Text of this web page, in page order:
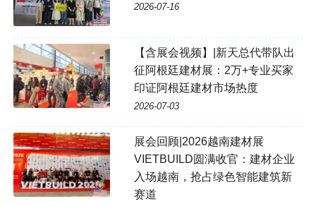
2026-07-16
【含展会视频】|新天总代带队出
征阿根廷建材展：2万+专业买家
印证阿根廷建材市场热度
2026-07-03
展会回顾|2026越南建材展
VIETBUILD圆满收官：建材企业
入场越南，抢占绿色智能建筑新
赛道